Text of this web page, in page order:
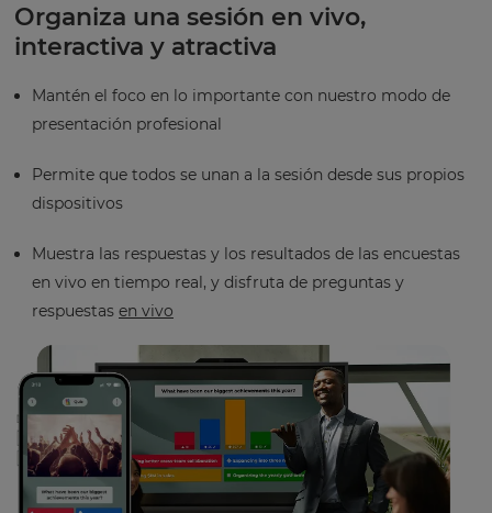
Organiza una sesión en vivo,
interactiva y atractiva
Mantén el foco en lo importante con nuestro modo de
presentación profesional
Permite que todos se unan a la sesión desde sus propios
dispositivos
Muestra las respuestas y los resultados de las encuestas
en vivo en tiempo real, y disfruta de preguntas y
respuestas en vivo